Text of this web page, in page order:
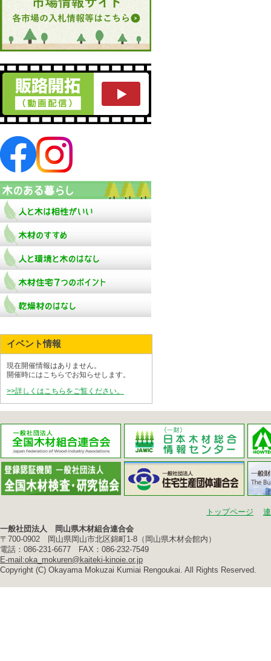
イベント情報
現在開催情報はありません。
開催時にはこちらでお知らせします。
>>詳しくはこちらをご覧ください。
トップページ
一般社団法人 岡山県木材組合連合会
〒700-0902 岡山県岡山市北区錦町1-8（岡山県木材会館内）
電話：086-231-6677 FAX：086-232-7549
E-mail:oka_mokuren@kaiteki-kinoie.or.jp
Copyright (C) Okayama Mokuzai Kumiai Rengoukai. All Rights Reserved.